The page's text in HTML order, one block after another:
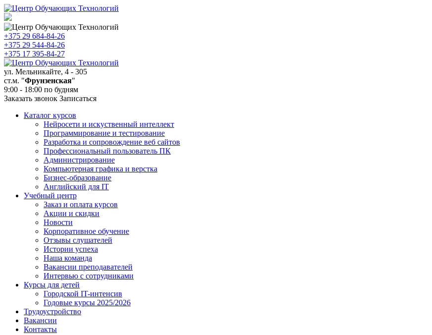
+375 29 684-84-26
+375 29 544-84-26
+375 17 395-84-27
ул. Мельникайте, 4 - 305
ст.м. "Фрунзенская"
9:00 - 18:00 по будням
Заказать звонок Записаться
Каталог курсов
Нейросети и искуственный интеллект
Программирование и тестирование
Разработка и сопровождение веб сайтов
Профессиональный пользователь ПК
Администрирование
Компьютерная графика и верстка
Бизнес-образование
Английский для IT
Учебный центр
Заказ и оплата курсов
Акции и скидки
Новости
Корпоративное обучение
Отзывы слушателей
Истории успеха
Наша команда
Вакансии преподавателей
Интервью с сотрудниками
Курсы для детей
Городской IT-интенсив
Годовые курсы 2025/2026
Трудоустройство
Вакансии
Контакты